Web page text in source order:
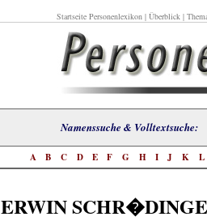
Startseite Personenlexikon| Überblick|
Namenssuche &
A B C D E F G H I J K L
ERWIN